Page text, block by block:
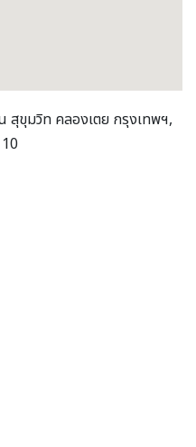
สุขุมวิท คลองเตย กรุงเทพฯ,